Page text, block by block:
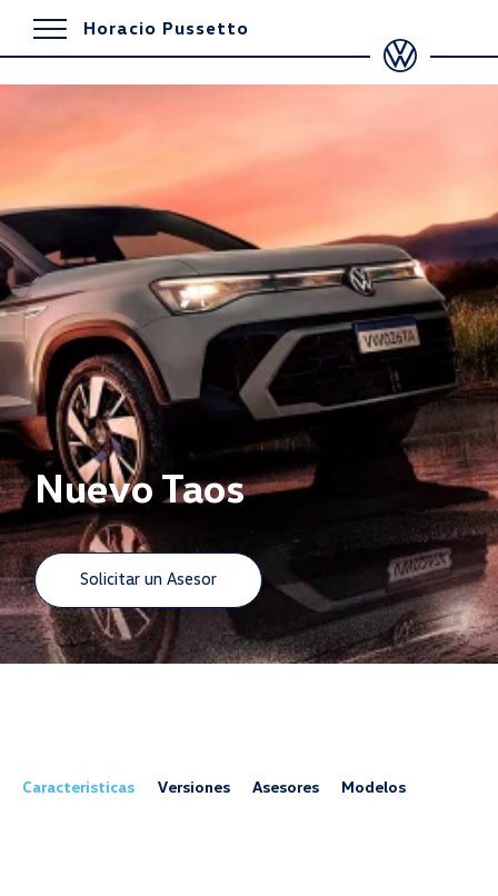
Horacio Pussetto
Nuevo Taos
Solicitar un Asesor
Caracteristicas Versiones Asesores Modelos